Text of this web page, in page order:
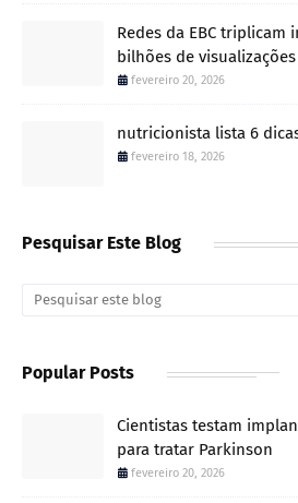
Redes da EBC triplicam
bilhões de visualizações
fevereiro 20, 2026
nutricionista lista 6
fevereiro 18, 2026
Pesquisar Este Blog
Popular Posts
Cientistas testam
para tratar Parkinson
fevereiro 20, 2026